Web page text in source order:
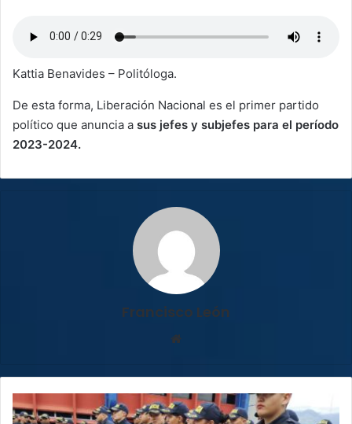
Kattia Benavides – Politóloga.
De esta forma, Liberación Nacional es el primer partido
político que anuncia a sus jefes y subjefes para el período
2023-2024.
Francisco León
¿Quiere
trabajar